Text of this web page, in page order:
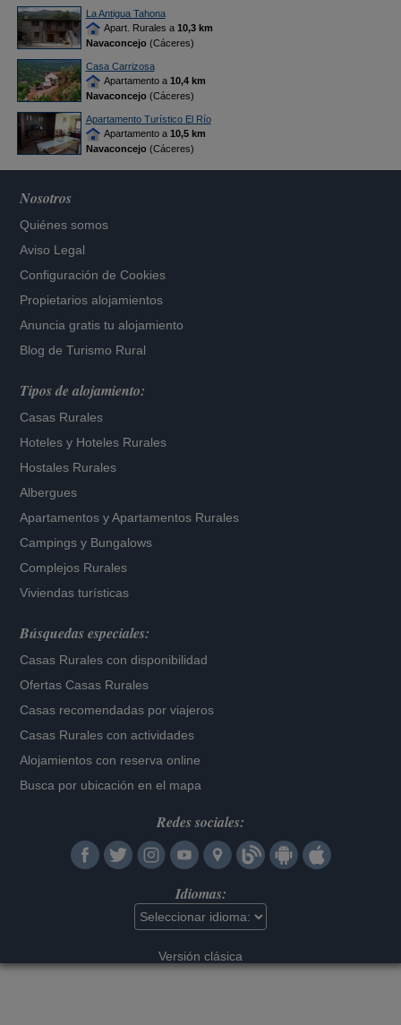
La Antigua Tahona
Apart. Rurales a 10,3 km
Navaconcejo(Cáceres)
Casa Carrizosa
Apartamento a 10,4 km
Navaconcejo(Cáceres)
Apartamento Turístico El Río
Apartamento a 10,5 km
Navaconcejo(Cáceres)
Nosotros
Quiénes somos
Aviso Legal
Configuración de Cookies
Propietarios alojamientos
Anuncia gratis tu alojamiento
Blog de Turismo Rural
Tipos de alojamiento:
Casas Rurales
Hoteles y Hoteles Rurales
Hostales Rurales
Albergues
Apartamentos yApartamentos Rurales
Campings y Bungalows
Complejos Rurales
Viviendas turísticas
Búsquedas especiales:
Casas Rurales con disponibilidad
Ofertas Casas Rurales
Casas recomendadas por viajeros
Casas Rurales con actividades
Alojamientos con reserva online
Busca por ubicación en el mapa
Redes sociales:
Idiomas:
Versión clásica